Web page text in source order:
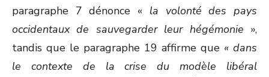
paragraphe 7 dénonce « la volonté des pays
occidentaux de sauvegarder leur hégémonie »,
tandis que le paragraphe 19 affirme que « dans
le contexte de la crise du modèle libéral